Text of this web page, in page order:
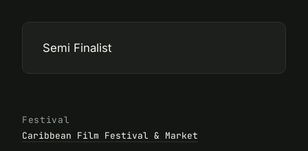
Semi Finalist
Festival
Caribbean Film Festival & Market